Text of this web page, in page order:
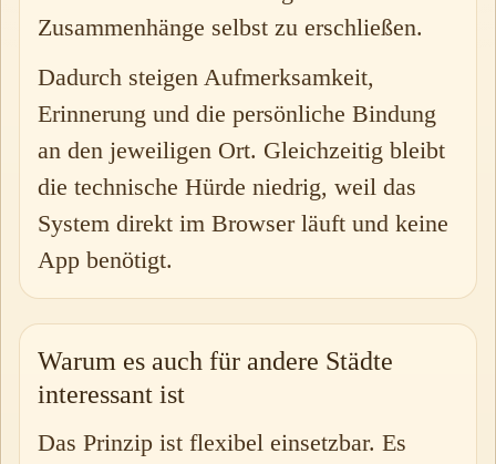
Zusammenhänge selbst zu erschließen.
Dadurch steigen Aufmerksamkeit,
Erinnerung und die persönliche Bindung
an den jeweiligen Ort. Gleichzeitig bleibt
die technische Hürde niedrig, weil das
System direkt im Browser läuft und keine
App benötigt.
Warum es auch für andere Städte
interessant ist
Das Prinzip ist flexibel einsetzbar. Es